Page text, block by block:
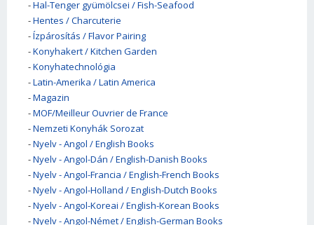
-Hal-Tenger gyümölcsei / Fish-Seafood
-Hentes / Charcuterie
-Ízpárosítás / Flavor Pairing
-Konyhakert / Kitchen Garden
-Konyhatechnológia
-Latin-Amerika / Latin America
-Magazin
-MOF/Meilleur Ouvrier de France
-Nemzeti Konyhák Sorozat
-Nyelv - Angol / English Books
-Nyelv - Angol-Dán / English-Danish Books
-Nyelv - Angol-Francia / English-French Books
-Nyelv - Angol-Holland / English-Dutch Books
-Nyelv - Angol-Koreai / English-Korean Books
-Nyelv - Angol-Német / English-German Books